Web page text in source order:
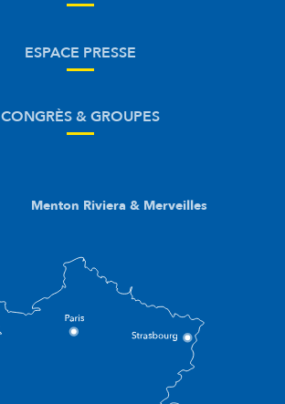
ESPACE PRESSE
CONGRÈS & GROUPES
Menton Riviera & Merveilles